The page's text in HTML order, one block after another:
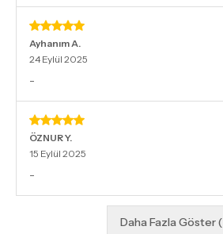
Ayhanım A.
24 Eylül 2025
-
ÖZNURY.
15 Eylül 2025
-
Daha Fazla Göster(